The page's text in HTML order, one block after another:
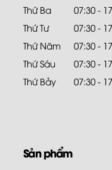
Thứ Ba
07:30 -
Thứ Tư
07:30 -
Thứ Năm
07:30 -
Thứ Sáu
07:30 -
Thứ Bảy
07:30 -
Sản phẩm